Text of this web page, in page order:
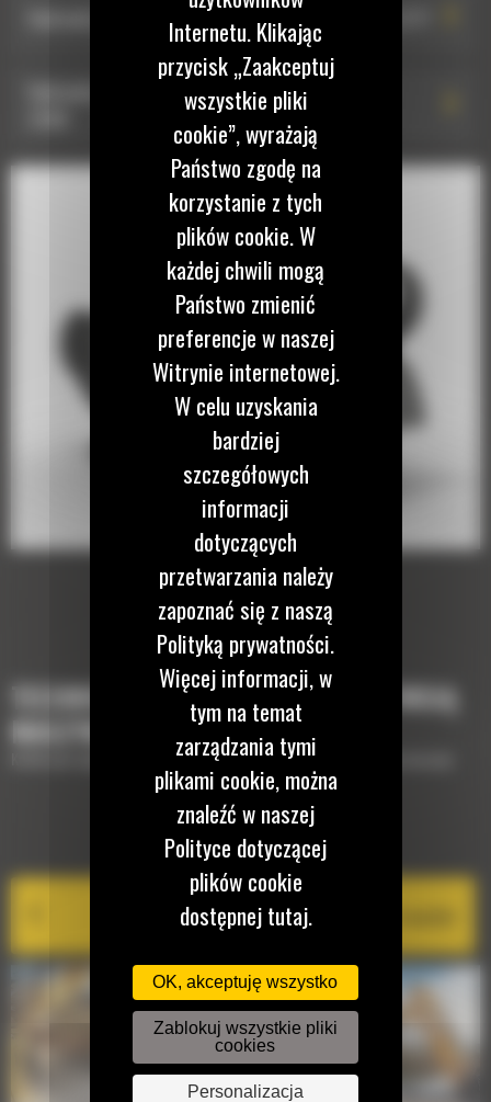
Hydrauliczne złącze osprzętu typu S HCS60: 590-2377
Hydrauliczne złącze osprzętu typu S HCS65: 590-
Hydrauliczne złącze osprzętu typu S HCS65: 590-
Hydrauliczne złącze osprzętu typu S HCS65: 583-0661
TECHNOLOGIE, KTÓRE UZUPEŁNIĄ TWOJĄ
MASZYNĘ
Krótki opis wyposażenia lub technologii potrzebnych do uzupełnienia maszyny
EQUIPMENT MANAGEMENT
Cat PL161 Attachment Locator
Internetu. Klikając
przycisk „Zaakceptuj
wszystkie pliki
cookie”, wyrażają
Państwo zgodę na
korzystanie z tych
plików cookie. W
każdej chwili mogą
Państwo zmienić
preferencje w naszej
Witrynie internetowej.
W celu uzyskania
bardziej
szczegółowych
informacji
dotyczących
przetwarzania należy
zapoznać się z naszą
Polityką prywatności.
Więcej informacji, w
tym na temat
zarządzania tymi
plikami cookie, można
znaleźć w naszej
Polityce dotyczącej
plików cookie
dostępnej tutaj.
OK, akceptuję wszystko
Zablokuj wszystkie pliki
cookies
Personalizacja